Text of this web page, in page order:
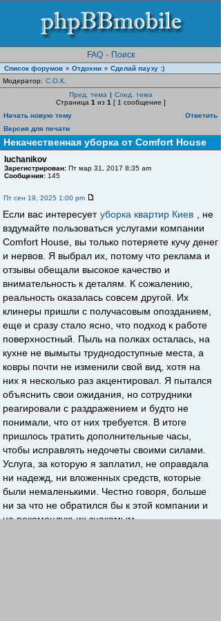
FAQ · Поиск
Список форумов » Отдохни » Сделай паузу :)
Модератор: С.О.К.
Пред. тема | След. тема
Страница 1 из 1 [ 1 сообщение ]
Начать новую тему
Ответить
Версия для печати
Некачественная уборка от Comfort House
luchanikov
Зарегистрирован: Пт мар 31, 2017 8:35 am
Сообщения: 145
Пт сен 19, 2025 1:00 pm
Если вас интересует уборка квартир Киев , не
вздумайте пользоваться услугами компании
Comfort House, вы только потеряете кучу денег
и нервов. Я выбрал их, потому что реклама и
отзывы обещали высокое качество и
внимательность к деталям. К сожалению,
реальность оказалась совсем другой. Их
клинеры пришли с получасовым опозданием,
еще и сразу стало ясно, что подход к работе
поверхностный. Пыль на полках осталась, на
кухне не вымыты труднодоступные места, а
ковры почти не изменили свой вид, хотя на
них я несколько раз акцентировал. Я пытался
объяснить свои ожидания, но сотрудники
реагировали с раздражением и будто не
понимали, что от них требуется. В итоге
пришлось тратить дополнительные часы,
чтобы исправлять недочеты своими силами.
Услуга, за которую я заплатил, не оправдала
ни надежд, ни вложенных средств, которые
были немаленькими. Честно говоря, больше
ни за что не обратился бы к этой компании и
не рекомендую их знакомым.